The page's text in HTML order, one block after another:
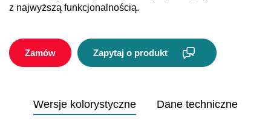
z najwyższą funkcjonalnością.
Zamów Zapytaj o produkt
Wersje kolorystyczne Dane techniczne